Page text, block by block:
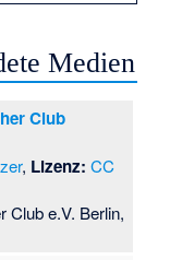
Medien
Club
, Lizenz: CC
Club e.V. Berlin,